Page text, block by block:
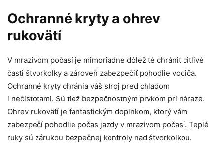
Ochranné kryty a ohrev
rukovätí
V mrazivom počasí je mimoriadne dôležité chrániť citlivé
časti štvorkolky a zároveň zabezpečiť pohodlie vodiča.
Ochranné kryty chránia váš stroj pred chladom
i nečistotami. Sú tiež bezpečnostným prvkom pri náraze.
Ohrev rukovätí je fantastickým doplnkom, ktorý vám
zabezpečí pohodlie počas jazdy v mrazivom počasí. Teplé
ruky sú zárukou bezpečnej kontroly nad štvorkolkou.